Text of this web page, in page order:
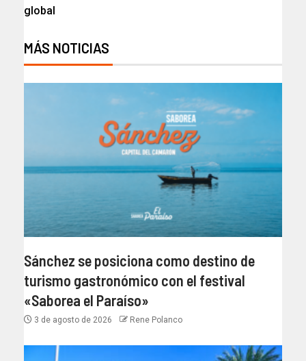
global
MÁS NOTICIAS
Sánchez se posiciona como destino de
turismo gastronómico con el festival
«Saborea el Paraíso»
3 de agosto de 2026 Rene Polanco